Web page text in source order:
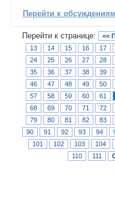
Перейти к
Перейти к странице:
<<
13
14 15 16
17
24
25 26 27
28
35
36 37 38
39
46
47 48 49
50
57
58 59 60
61
68
69 70 71
72
79
80 81 82
83
90
91 92 93 94
101
102 103
104
110
111